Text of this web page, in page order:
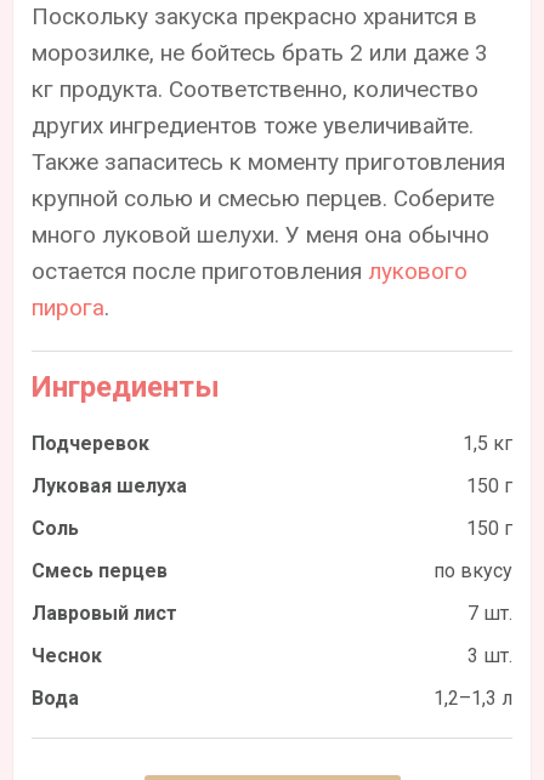
Поскольку закуска прекрасно хранится в
морозилке, не бойтесь брать 2 или даже 3
кг продукта. Соответственно, количество
других ингредиентов тоже увеличивайте.
Также запаситесь к моменту приготовления
крупной солью и смесью перцев. Соберите
много луковой шелухи. У меня она обычно
остается после приготовлениялукового
пирога.
Ингредиенты
Подчеревок
1,5 кг
Луковая шелуха
150 г
Соль
150 г
Смесь перцев
по вкусу
Лавровый лист
7 шт.
Чеснок
3 шт.
Вода
1,2–1,3 л